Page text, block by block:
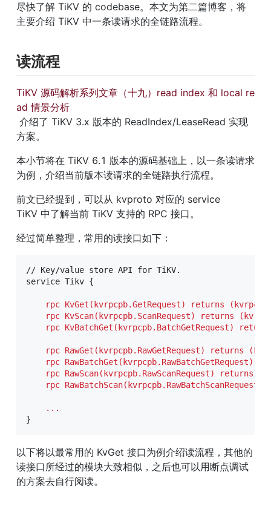
尽快了解 TiKV 的 codebase。本文为第二篇博客，将
主要介绍 TiKV 中一条读请求的全链路流程。
读流程
TiKV 源码解析系列文章（十九）read index 和 local re
ad 情景分析
介绍了 TiKV 3.x 版本的 ReadIndex/LeaseRead 实现
方案。
本小节将在 TiKV 6.1 版本的源码基础上，以一条读请求
为例，介绍当前版本读请求的全链路执行流程。
前文已经提到，可以从 kvproto 对应的 service
TiKV 中了解当前 TiKV 支持的 RPC 接口。
经过简单整理，常用的读接口如下：
// Key/value store API for TiKV.
service Tikv {
rpc KvGet(kvrpcpb.GetRequest) returns
rpc KvScan(kvrpcpb.ScanRequest) returns
rpc KvBatchGet(kvrpcpb.BatchGetRequest)
rpc RawGet(kvrpcpb.RawGetRequest) returns
rpc RawBatchGet(kvrpcpb.RawBatchGetRequest)
rpc RawScan(kvrpcpb.RawScanRequest) returns
rpc RawBatchScan(kvrpcpb.RawBatchScanRequest)
    ...
}
以下将以最常用的 KvGet 接口为例介绍读流程，其他的
读接口所经过的模块大致相似，之后也可以用断点调试
的方案去自行阅读。